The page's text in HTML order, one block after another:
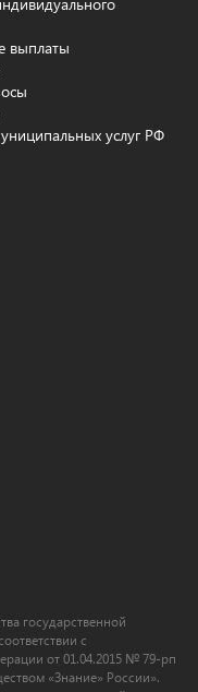
выплаты
услуг РФ
государственной
c
от 01.04.2015 № 79-рп
«Знание» России».